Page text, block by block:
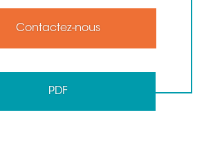
Contactez-nous
PDF